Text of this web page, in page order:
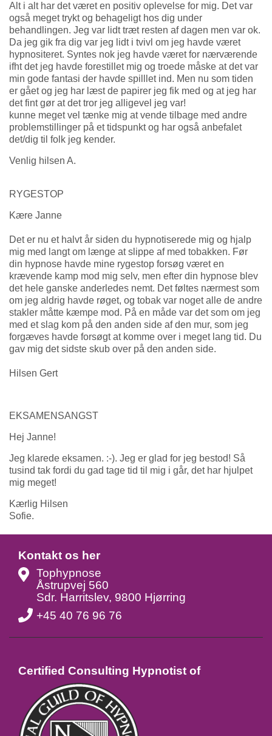
Alt i alt har det været en positiv oplevelse for mig. Det var
også meget trykt og behageligt hos dig under
behandlingen. Jeg var lidt træt resten af dagen men var ok.
Da jeg gik fra dig var jeg lidt i tvivl om jeg havde været
hypnositeret. Syntes nok jeg havde været for nærværende
ifht det jeg havde forestillet mig og troede måske at det var
min gode fantasi der havde spilllet ind. Men nu som tiden
er gået og jeg har læst de papirer jeg fik med og at jeg har
det fint gør at det tror jeg alligevel jeg var!
kunne meget vel tænke mig at vende tilbage med andre
problemstillinger på et tidspunkt og har også anbefalet
det/dig til folk jeg kender.
Venlig hilsen A.
RYGESTOP
Kære Janne
Det er nu et halvt år siden du hypnotiserede mig og hjalp
mig med langt om længe at slippe af med tobakken. Før
din hypnose havde mine rygestop forsøg været en
krævende kamp mod mig selv, men efter din hypnose blev
det hele ganske anderledes nemt. Det føltes nærmest som
om jeg aldrig havde røget, og tobak var noget alle de andre
stakler måtte kæmpe mod. På en måde var det som om jeg
med et slag kom på den anden side af den mur, som jeg
forgæves havde forsøgt at komme over i meget lang tid. Du
gav mig det sidste skub over på den anden side.
Hilsen Gert
EKSAMENSANGST
Hej Janne!
Jeg klarede eksamen. :-). Jeg er glad for jeg bestod! Så
tusind tak fordi du gad tage tid til mig i går, det har hjulpet
mig meget!
Kærlig Hilsen
Sofie.
Kontakt os her
Tophypnose
Åstrupvej 560
Sdr. Harritslev, 9800 Hjørring
+45 40 76 96 76
Certified Consulting Hypnotist of